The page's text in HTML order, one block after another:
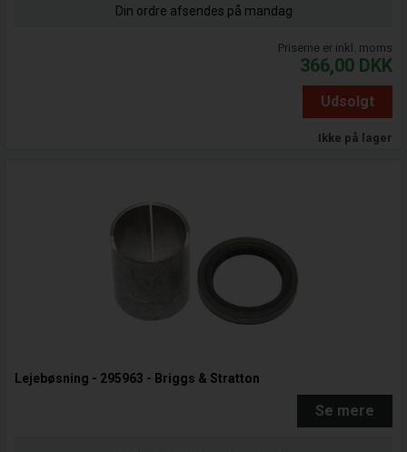
Din ordre afsendes på mandag
Priserne er inkl. moms
366,00 DKK
Udsolgt
Ikke på lager
Lejebøsning - 295963 - Briggs & Stratton
Se mere